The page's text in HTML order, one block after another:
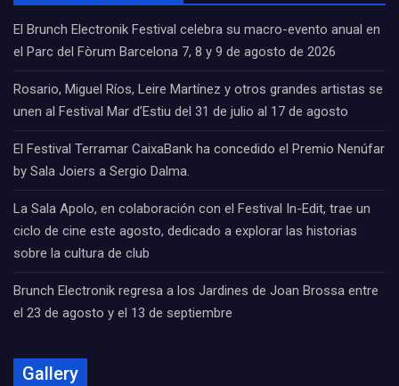
El Brunch Electronik Festival celebra su macro-evento anual en
el Parc del Fòrum Barcelona 7, 8 y 9 de agosto de 2026
Rosario, Miguel Ríos, Leire Martínez y otros grandes artistas se
unen al Festival Mar d’Estiu del 31 de julio al 17 de agosto
El Festival Terramar CaixaBank ha concedido el Premio Nenúfar
by Sala Joiers a Sergio Dalma.
La Sala Apolo, en colaboración con el Festival In-Edit, trae un
ciclo de cine este agosto, dedicado a explorar las historias
sobre la cultura de club
Brunch Electronik regresa a los Jardines de Joan Brossa entre
el 23 de agosto y el 13 de septiembre
Gallery